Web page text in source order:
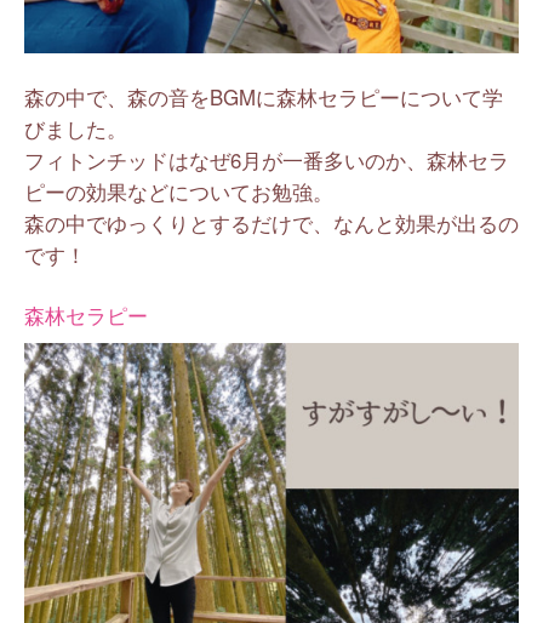
森の中で、森の音をBGMに森林セラピーについて学
びました。
フィトンチッドはなぜ6月が一番多いのか、森林セラ
ピーの効果などについてお勉強。
森の中でゆっくりとするだけで、なんと効果が出るの
です！
森林セラピー